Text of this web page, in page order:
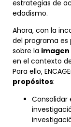
estrategias de
edadismo.
Ahora, con la
del programa
sobre la imagen
en el contexto
Para ello,
propósitos:
Consolidar